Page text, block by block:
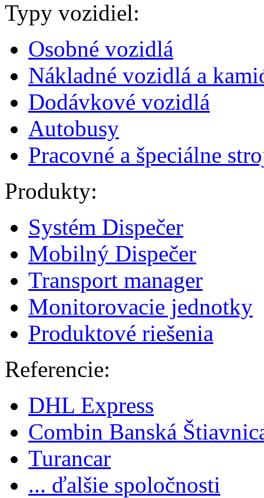
Typy vozidiel:
Osobné vozidlá
Nákladné vozidlá a
Dodávkové vozidlá
Autobusy
Pracovné a špeciálne
Produkty:
Systém Dispečer
Mobilný Dispečer
Transport manager
Monitorovacie jednotky
Produktové riešenia
Referencie:
DHL Express
Combin Banská
Turancar
... ďalšie spoločnosti